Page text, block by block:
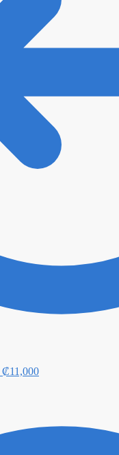
₡11,000